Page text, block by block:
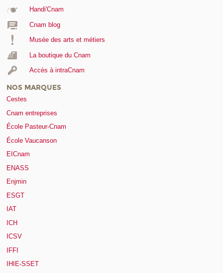
Handi'Cnam
Cnam blog
Musée des arts et métiers
La boutique du Cnam
Accès à intraCnam
NOS MARQUES
Cestes
Cnam entreprises
École Pasteur-Cnam
École Vaucanson
EICnam
ENASS
Enjmin
ESGT
IAT
ICH
ICSV
IFFI
IHIE-SSET